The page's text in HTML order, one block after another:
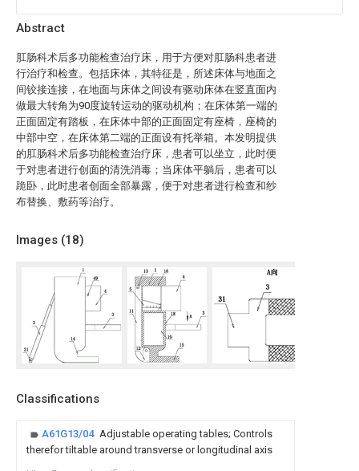
Abstract
肛肠科术后多功能检查治疗床，用于方便对肛肠科患者进
行治疗和检查。包括床体，其特征是，所述床体与地面之
间铰接连接，在地面与床体之间设有驱动床体在竖直面内
做最大转角为90度旋转运动的驱动机构；在床体第一端的
正面固定有踏板，在床体中部的正面固定有座椅，座椅的
中部中空，在床体第二端的正面设有托举箱。本发明提供
的肛肠科术后多功能检查治疗床，患者可以坐立，此时便
于对患者进行创面的清洗消毒；当床体平躺后，患者可以
跪卧，此时患者创面全部暴露，便于对患者进行检查和纱
布替换、敷药等治疗。
Images (18)
Classifications
A61G13/04 Adjustable operating tables; Controls
therefor tiltable around transverse or longitudinal axis